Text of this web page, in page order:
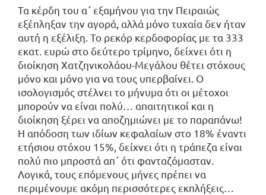
Τα κέρδη του α΄ εξαμήνου για την Πειραιώς
εξέπληξαν την αγορά, αλλά μόνο τυχαία δεν ήταν
αυτή η εξέλιξη. Το ρεκόρ κερδοφορίας με τα 333
εκατ. ευρώ στο δεύτερο τρίμηνο, δείχνει ότι η
διοίκηση Χατζηνικολάου-Μεγάλου θέτει στόχους
μόνο και μόνο για να τους υπερβαίνει. Ο
ισολογισμός στέλνει το μήνυμα ότι οι μέτοχοι
μπορούν να είναι πολύ… απαιτητικοί και η
διοίκηση ξέρει να αποζημιώνει με το παραπάνω!
Η απόδοση των ιδίων κεφαλαίων στο 18% έναντι
ετήσιου στόχου 15%, δείχνει ότι η τράπεζα είναι
πολύ πιο μπροστά απ΄ ότι φανταζόμασταν.
Λογικά, τους επόμενους μήνες πρέπει να
περιμένουμε ακόμη περισσότερες εκπλήξεις…